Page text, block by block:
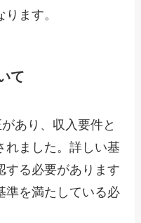
ます。
て
あり、収入要件と
れました。詳しい基
する必要があります
準を満たしている必